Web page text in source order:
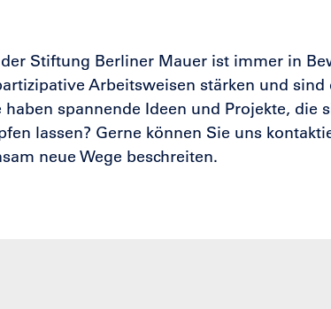
Stiftung Berliner Mauer ist immer in
Arbeitsweisen stärken und sind
spannende Ideen und Projekte, die
lassen? Gerne können Sie uns
neue Wege beschreiten.